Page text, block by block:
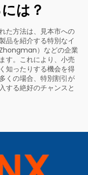
は？
た方法は、見本市への
品を紹介する特別なイ
）などの企業
す。これにより、小売
知ったりする機会を得
くの場合、特別割引が
する絶好のチャンスと